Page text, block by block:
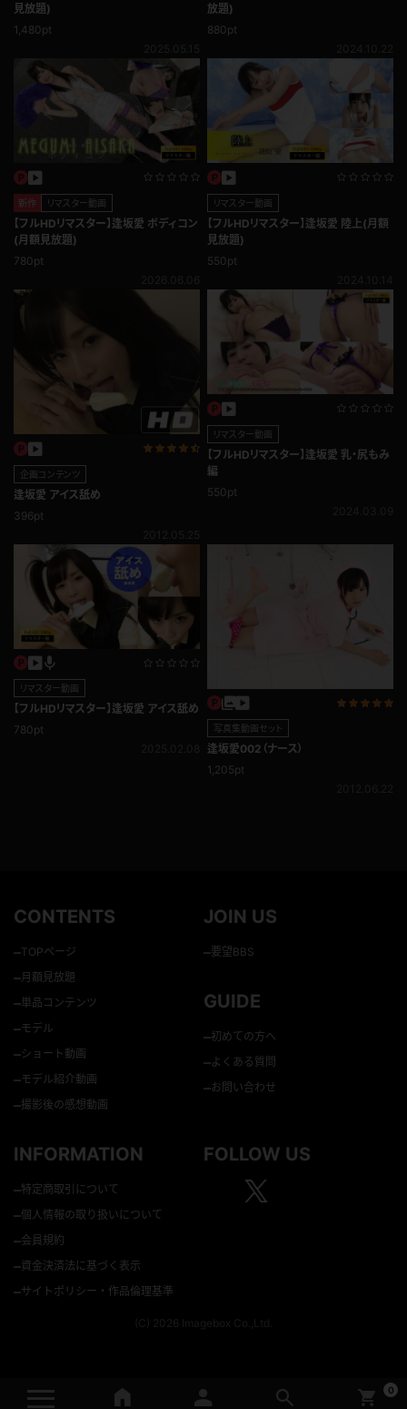
0
見放題)
1,480pt
放題)
880pt
新作 リマスター動画
【フルHDリマスター】逢坂愛 ボディコン
(月額見放題)
780pt
リマスター動画
【フルHDリマスター】逢坂愛 陸上(月額
見放題)
550pt
企画コンテンツ
逢坂愛 アイス舐め
396pt
リマスター動画
【フルHDリマスター】逢坂愛 乳・尻もみ
編
550pt
リマスター動画
【フルHDリマスター】逢坂愛 アイス舐め
780pt
写真集動画セット
逢坂愛002（ナース）
1,205pt
CONTENTS
–TOPページ
–月額見放題
–単品コンテンツ
–モデル
–ショート動画
–モデル紹介動画
–撮影後の感想動画
JOIN US
–要望BBS
GUIDE
–初めての方へ
–よくある質問
–お問い合わせ
INFORMATION
–特定商取引について
–個人情報の取り扱いについて
–会員規約
–資金決済法に基づく表示
–サイトポリシー・作品倫理基準
FOLLOW US
(C) 2026 Imagebox Co.,Ltd.